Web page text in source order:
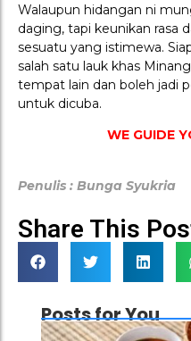
Walaupun hidangan ni
daging, tapi keunikan rasa
sesuatu yang istimewa.
salah satu lauk khas
tempat lain dan boleh jadi
untuk dicuba.
WE GUIDE
Penulis : Bunga Syukria
Share This
Posts for You